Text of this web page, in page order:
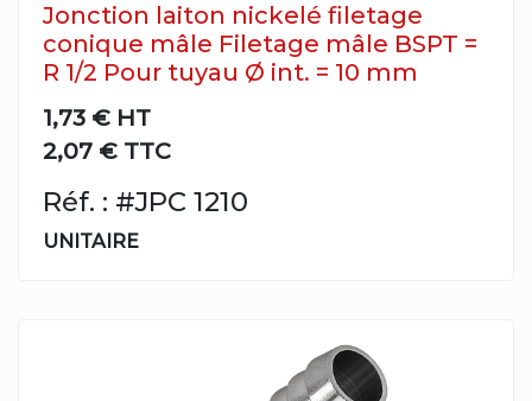
Jonction laiton nickelé filetage
conique mâle Filetage mâle BSPT =
R 1/2 Pour tuyau Ø int. = 10 mm
1,73 € HT
2,07 € TTC
Réf. : #JPC 1210
UNITAIRE